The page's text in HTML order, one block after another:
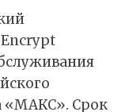
«МАКС». Срок